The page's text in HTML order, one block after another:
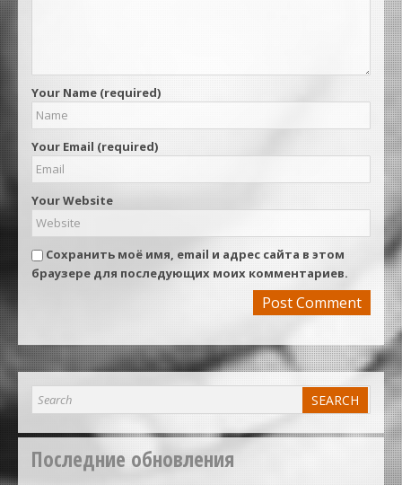
Your Name (required)
Your Email (required)
Your Website
Сохранить моё имя, email и адрес сайта в этом
браузере для последующих моих комментариев.
Последние обновления